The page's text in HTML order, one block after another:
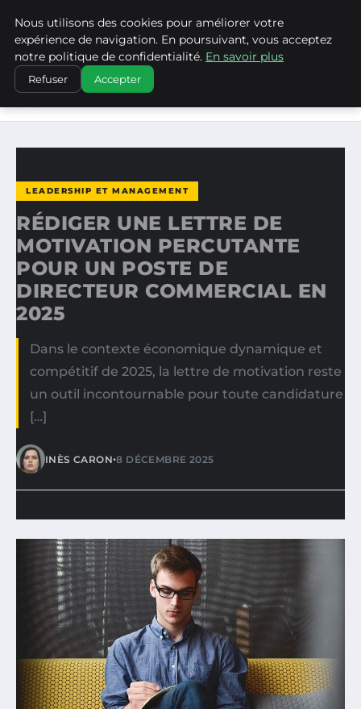
LA VANGUARDIA DEL SUR
ACCUEIL
LEADERSHIP ET MANAGEMENT
RÉDIGER UNE LETTRE DE MOTIVATION PERCUTANTE POUR
LEADERSHIP ET MANAGEMENT
RÉDIGER UNE LETTRE DE
MOTIVATION PERCUTANTE
POUR UN POSTE DE
DIRECTEUR COMMERCIAL EN
2025
Dans le contexte économique dynamique et
compétitif de 2025, la lettre de motivation reste
un outil incontournable pour toute candidature
[…]
INÈS CARON•8 DÉCEMBRE 2025
Nous utilisons des cookies pour améliorer votre
expérience de navigation. En poursuivant, vous acceptez
notre politique de confidentialité. En savoir plus
Refuser Accepter